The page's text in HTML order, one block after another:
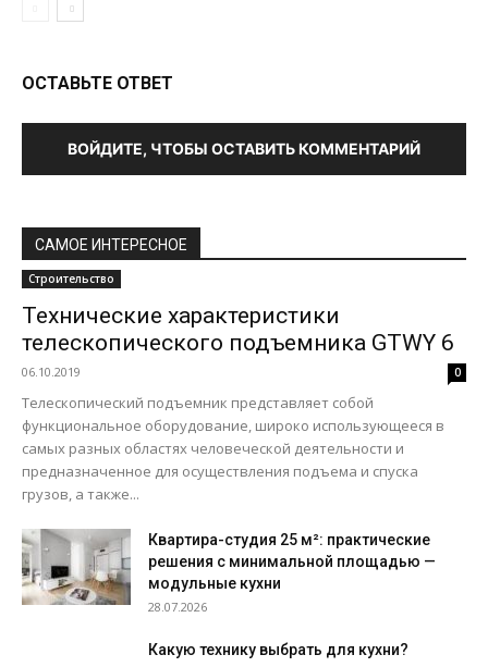
ОСТАВЬТЕ ОТВЕТ
ВОЙДИТЕ, ЧТОБЫ ОСТАВИТЬ КОММЕНТАРИЙ
САМОЕ ИНТЕРЕСНОЕ
Строительство
Технические характеристики
телескопического подъемника GTWY 6
06.10.2019 0
Телескопический подъемник представляет собой
функциональное оборудование, широко использующееся в
самых разных областях человеческой деятельности и
предназначенное для осуществления подъема и спуска
грузов, а также...
Квартира-студия 25 м²: практические
решения с минимальной площадью —
модульные кухни
28.07.2026
Какую технику выбрать для кухни?